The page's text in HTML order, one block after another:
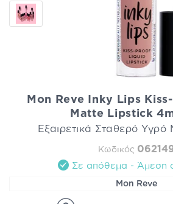
Mon Reve Inky Lips
Matte Lipstick
Εξαιρετικά Σταθερό Υγρό
Κωδικός
Σε απόθεμα - Άμεση
Mon Reve